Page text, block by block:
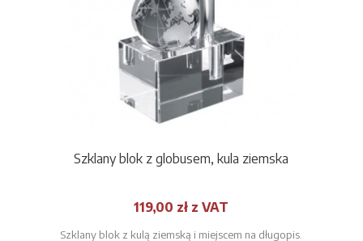
Szklany blok z globusem, kula ziemska
119,00 zł z VAT
Szklany blok z kulą ziemską i miejscem na długopis.